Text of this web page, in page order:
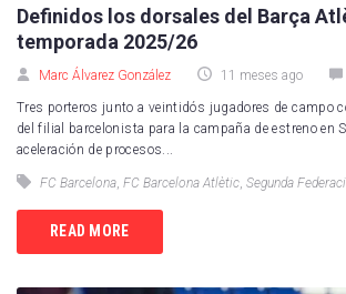
Definidos los dorsales del Barça
temporada 2025/26
Marc Álvarez González 11 meses ago
Tres porteros junto a veintidós jugadores de campo
del filial barcelonista para la campaña de estreno en
aceleración de procesos...
FC Barcelona FC Barcelona Atlètic Segunda
READ MORE